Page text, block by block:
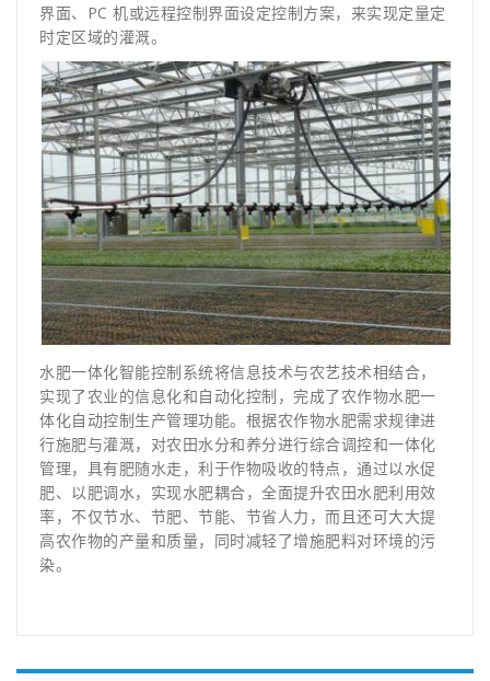
界面、PC 机或远程控制界面设定控制方案，来实现定量定
时定区域的灌溉。
水肥一体化智能控制系统将信息技术与农艺技术相结合，
实现了农业的信息化和自动化控制，完成了农作物水肥一
体化自动控制生产管理功能。根据农作物水肥需求规律进
行施肥与灌溉，对农田水分和养分进行综合调控和一体化
管理，具有肥随水走，利于作物吸收的特点，通过以水促
肥、以肥调水，实现水肥耦合，全面提升农田水肥利用效
率，不仅节水、节肥、节能、节省人力，而且还可大大提
高农作物的产量和质量，同时减轻了增施肥料对环境的污
染。